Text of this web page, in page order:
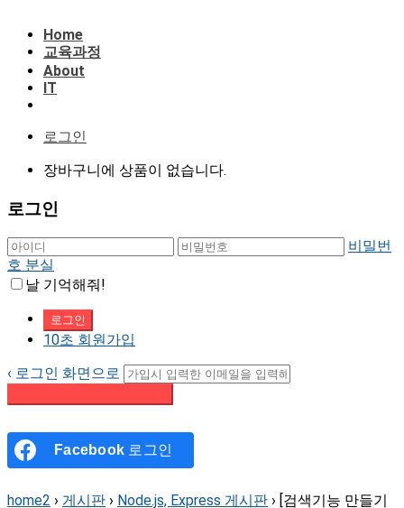
Home
교육과정
About
IT
로그인
장바구니에 상품이 없습니다.
로그인
비밀번
호 분실
날 기억해줘!
10초 회원가입
‹ 로그인 화면으로
Facebook 로그인
home2 › 게시판 › Node.js, Express 게시판 › [검색기능 만들기